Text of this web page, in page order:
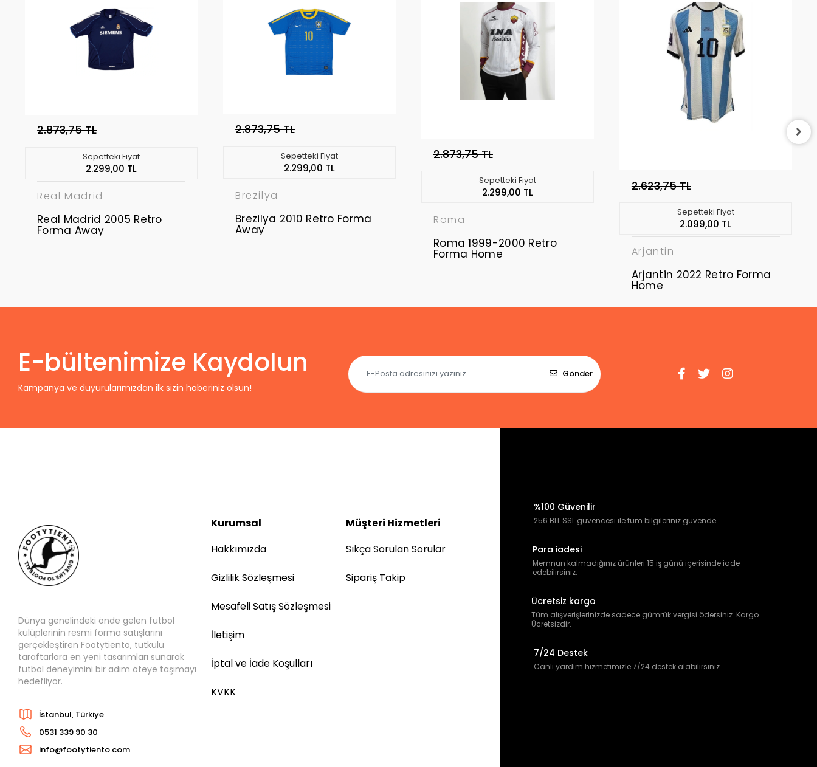
2.873,75 TL
Sepetteki Fiyat
2.299,00 TL
Real Madrid
Real Madrid 2005 Retro
Forma Away
2.873,75 TL
Sepetteki Fiyat
2.299,00 TL
Brezilya
Brezilya 2010 Retro Forma
Away
2.873,75 TL
Sepetteki Fiyat
2.299,00 TL
Roma
Roma 1999-2000 Retro
Forma Home
2.623,75 TL
Sepetteki Fiyat
2.099,00 TL
Arjantin
Arjantin 2022 Retro Forma
Home
E-bültenimize Kaydolun
Kampanya ve duyurularımızdan ilk sizin haberiniz olsun!
Gönder
Dünya genelindeki önde gelen futbol
kulüplerinin resmi forma satışlarını
gerçekleştiren Footytiento, tutkulu
taraftarlara en yeni tasarımları sunarak
futbol deneyimini bir adım öteye taşımayı
hedefliyor.
İstanbul, Türkiye
0531 339 90 30
info@footytiento.com
Kurumsal
Hakkımızda
Gizlilik Sözleşmesi
Mesafeli Satış Sözleşmesi
İletişim
İptal ve İade Koşulları
KVKK
Müşteri Hizmetleri
Sıkça Sorulan Sorular
Sipariş Takip
%100 Güvenilir
256 BIT SSL güvencesi ile tüm bilgileriniz güvende.
Para iadesi
Memnun kalmadığınız ürünleri 15 iş günü içerisinde iade
edebilirsiniz.
Ücretsiz kargo
Tüm alışverişlerinizde sadece gümrük vergisi ödersiniz. Kargo
Ücretsizdir.
7/24 Destek
Canlı yardım hizmetimizle 7/24 destek alabilirsiniz.